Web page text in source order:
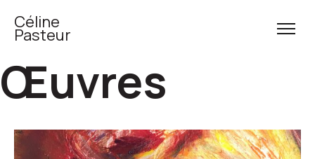
Céline
Pasteur
Œuvres